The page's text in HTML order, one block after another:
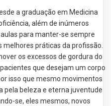
a graduação em Medicina
além de inúmeros
para manter-se sempre
práticas da profissão.
os excessos de gordura do
que desejam um corpo
isso que mesmo movimentos
pela beleza e eterna juventude
se, eles mesmos, novos